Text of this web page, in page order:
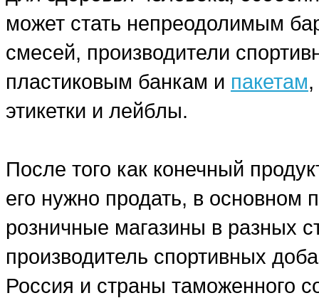
может стать непреодолимым
смесей, производители
пластиковым банкам и пакетам
этикетки и лейблы.
После того как конечный
его нужно продать, в основном
розничные магазины в разных
производитель спортивных
Россия и страны таможенного